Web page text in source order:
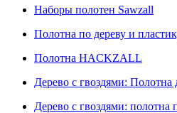
Наборы полотен Sawzall
Полотна по дереву и
Полотна HACKZALL
Дерево с гвоздями:
Дерево с гвоздями: